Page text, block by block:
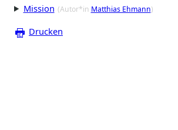
Mission (Autor*in Matthias Ehmann)
Drucken